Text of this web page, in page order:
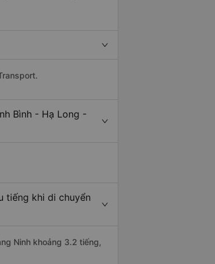
Bình - Hạ Long -
tiếng khi di chuyển
Ninh khoảng 3.2 tiếng,